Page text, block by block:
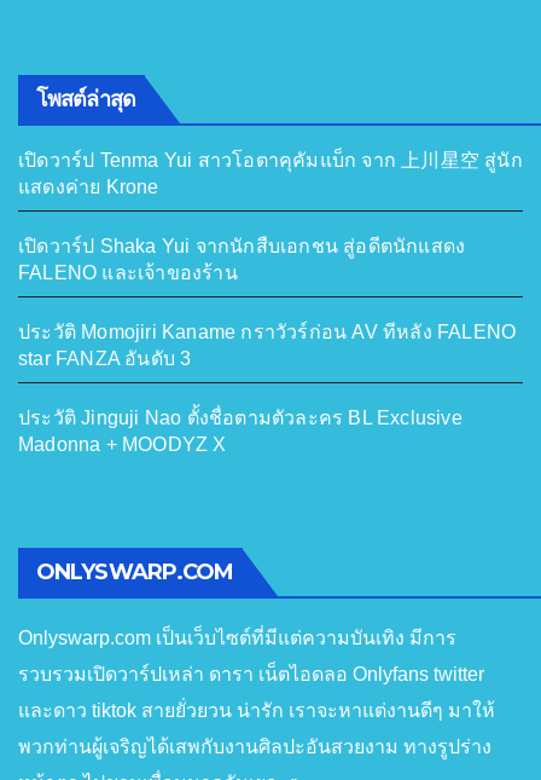
โพสต์ล่าสุด
เปิดวาร์ป Tenma Yui สาวโอตาคุคัมแบ็ก จาก 上川星空 สู่นัก
แสดงค่าย Krone
เปิดวาร์ป Shaka Yui จากนักสืบเอกชน สู่อดีตนักแสดง
FALENO และเจ้าของร้าน
ประวัติ Momojiri Kaname กราวัวร์ก่อน AV ทีหลัง FALENO
star FANZA อันดับ 3
ประวัติ Jinguji Nao ตั้งชื่อตามตัวละคร BL Exclusive
Madonna + MOODYZ X
ONLYSWARP.COM
Onlyswarp.com เป็นเว็บไซต์ที่มีแต่ความบันเทิง มีการ
รวบรวมเปิดวาร์ปเหล่า ดารา เน็ตไอดลอ Onlyfans twitter
และดาว tiktok สายยั่วยวน น่ารัก เราจะหาแต่งานดีๆ มาให้
พวกท่านผู้เจริญได้เสพกับงานศิลปะอันสวยงาม ทางรูปร่าง